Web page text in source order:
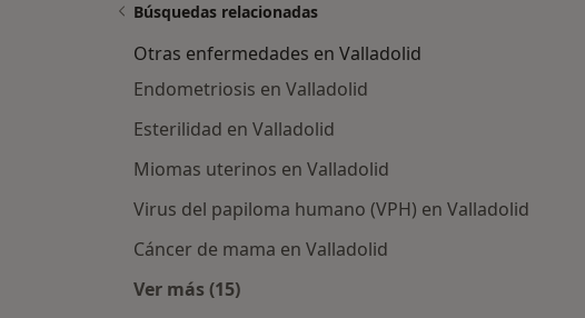
Búsquedas relacionadas
Otras enfermedades en Valladolid
Endometriosis en Valladolid
Esterilidad en Valladolid
Miomas uterinos en Valladolid
Virus del papiloma humano (VPH) en Valladolid
Cáncer de mama en Valladolid
Ver más (15)